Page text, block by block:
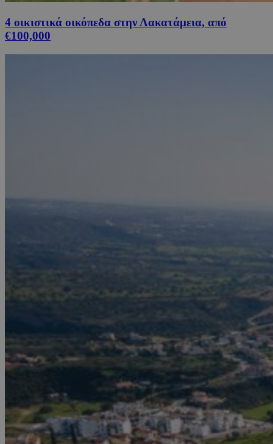
4 οικιστικά οικόπεδα στην Λακατάμεια, από
€100,000